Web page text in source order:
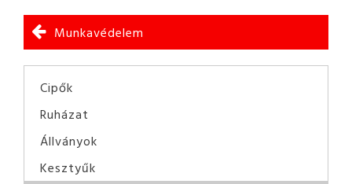
Munkavédelem
Cipők
Ruházat
Állványok
Kesztyűk